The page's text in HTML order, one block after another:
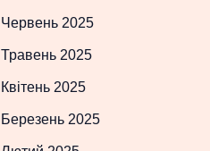
Червень 2025
Травень 2025
Квітень 2025
Березень 2025